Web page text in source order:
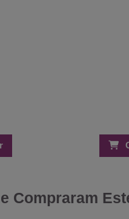
Compraram